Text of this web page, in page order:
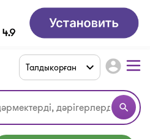
search
Талдықорған account_circle